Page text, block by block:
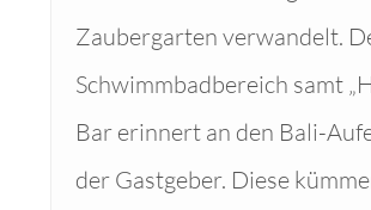
Zaubergarten verwandelt.
Schwimmbadbereich samt
Bar erinnert an den Bali-
der Gastgeber. Diese